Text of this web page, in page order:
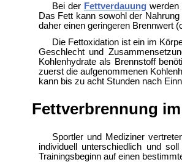
Bei der Fettverdauung werden
Das Fett kann sowohl der
daher einen geringeren Brennwert
Die Fettoxidation ist ein im
Geschlecht und
Kohlenhydrate als Brennstoff
zuerst die aufgenommenen
kann bis zu acht Stunden nach
Fettverbrennung
Sportler und Mediziner
individuell unterschiedlich und
Trainingsbeginn auf einen